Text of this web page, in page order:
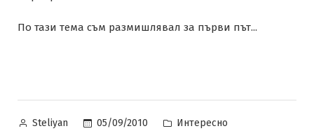
По тази тема съм размишлявал за първи път...
Posted
Steliyan 05/09/2010
Posted
Интересно